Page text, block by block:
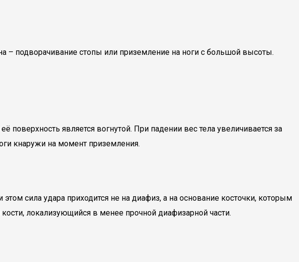
– подворачивание стопы или приземление на ноги с большой высоты.
является вогнутой. При падении вес тела увеличивается за
кнаружи на момент приземления.
сила удара приходится не на диафиз, а на основание косточки, которым
локализующийся в менее прочной диафизарной части.